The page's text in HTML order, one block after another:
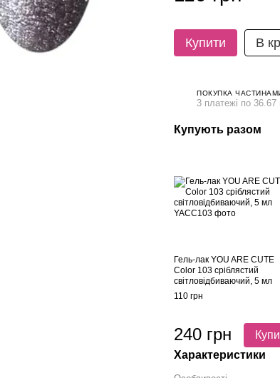
Купити В
ПОКУПКА
3 платежі по 36.67
Купують разом
Гель-лак YOU ARE CUTE
Color 103 сріблястий
світловідбиваючий, 5 мл
110 грн
240 грн
Характеристики